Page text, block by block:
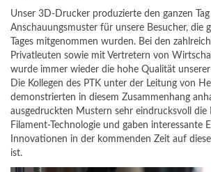
Unser 3D-Drucker produzierte den ganzen
Anschauungsmuster für unsere Besucher, die
Tages mitgenommen wurden. Bei den
Privatleuten sowie mit Vertretern von
wurde immer wieder die hohe Qualität
Die Kollegen des PTK unter der Leitung von
demonstrierten in diesem Zusammenhang
ausgedruckten Mustern sehr eindrucksvoll
Filament-Technologie und gaben interessante
Innovationen in der kommenden Zeit auf
ist.